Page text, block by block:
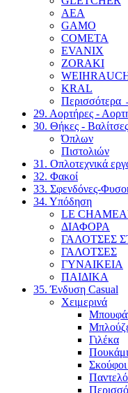
AEA
GAMO
COMETA
EVANIX
ZORAKI
KRAL
Περισσότερα
29. Αορτήρες -
30. Θήκες - Βαλίτσες
Όπλων
Πιστολιών
31. Οπλοτεχνικά
32. Φακοί
33. Σφενδόνες-
34. Υπόδηση
LE
ΔΙΑΦΟΡΑ
ΓΑΛΟΤΣΕΣ
ΓΑΛΟΤΣΕΣ
ΓΥΝΑΙΚΕΙΑ
ΠΑΙΔΙΚΑ
35. Ένδυση Casual
Χειμερινά
Γιλέκα
Σκούφοι